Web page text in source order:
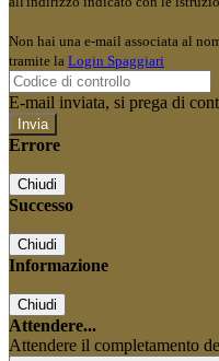
Non hai una e-mail associata al
tramite la Login Spaggiari
E-mail inviata, si prega di
Errore
Chiudi
Successo
Chiudi
Informazione
Chiudi
Attendere...
Attendere il completamento